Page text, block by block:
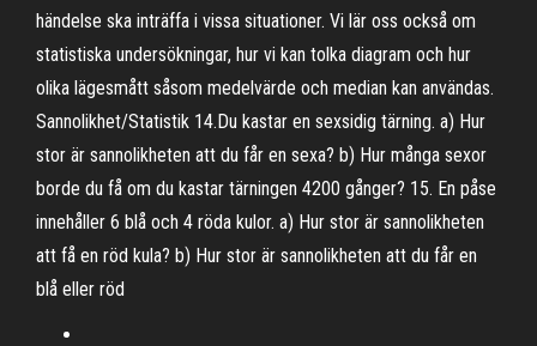
händelse ska inträffa i vissa situationer. Vi lär oss också om
statistiska undersökningar, hur vi kan tolka diagram och hur
olika lägesmått såsom medelvärde och median kan användas.
Sannolikhet/Statistik 14.Du kastar en sexsidig tärning. a) Hur
stor är sannolikheten att du får en sexa? b) Hur många sexor
borde du få om du kastar tärningen 4200 gånger? 15. En påse
innehåller 6 blå och 4 röda kulor. a) Hur stor är sannolikheten
att få en röd kula? b) Hur stor är sannolikheten att du får en
blå eller röd